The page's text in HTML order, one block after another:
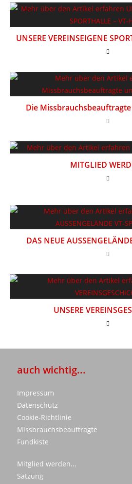
UNSERE VEREINSEIGENE
Die
MITGLIED
DAS NEUE
UNSERE
auch wichtig...
Impressum
Datenschutz
Cookie-Richtlinie
Missbrauchsbeauftragte
Fundkiste
Mitglied werden...
Satzung